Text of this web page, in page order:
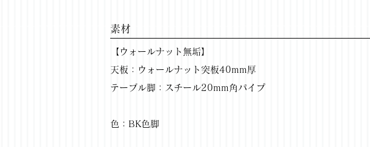
​素材
【ウォールナット無垢】
天板：ウォールナット突板40mm厚
テーブル脚：スチール20mm角パイプ
色：BK色脚